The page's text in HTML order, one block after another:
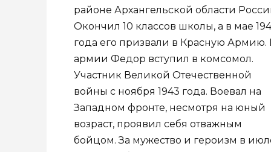
районе Архангельской области
Окончил 10 классов школы, а в мае
года его призвали в Красную Армию.
армии Федор вступил в комсомол.
Участник Великой Отечественной
войны с ноября 1943 года. Воевал на
Западном фронте, несмотря на юный
возраст, проявил себя отважным
бойцом. За мужество и героизм в